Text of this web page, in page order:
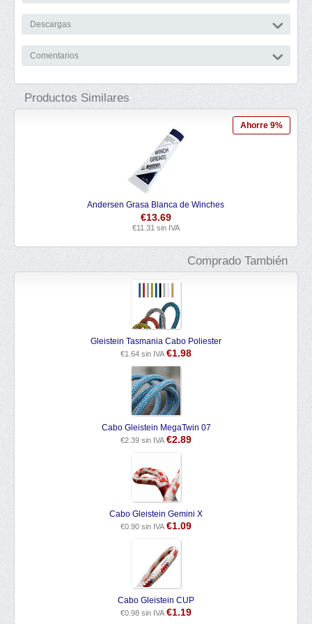
Descargas
Comentarios
Productos Similares
Ahorre 9%
Andersen Grasa Blanca de Winches
sin IVA
Comprado También
Gleistein Tasmania Cabo Poliester
€1.64 sin IVA €1.98
Cabo Gleistein MegaTwin 07
€2.39 sin IVA €2.89
Cabo Gleistein Gemini X
€0.90 sin IVA €1.09
Cabo Gleistein CUP
€0.98 sin IVA €1.19